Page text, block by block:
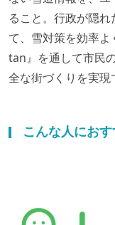
ること。行政が隠
て、雪対策を効率
tan』を通して市民
全な街づくりを実現
こんな人におす